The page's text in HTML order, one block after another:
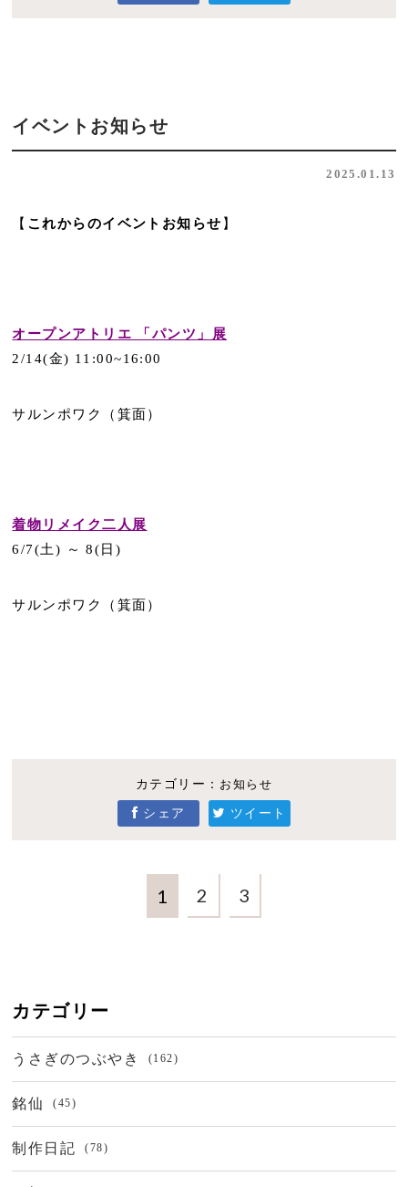
イベントお知らせ
2025.01.13
【 これからのイベントお知らせ 】
オープンアトリエ 「パンツ」展
2/14(金) 11:00~16:00
サルンポワク（箕面）
着物リメイク二人展
6/7(土) ～ 8(日)
サルンポワク（箕面）
カテゴリー： お知らせ
シェア ツイート
1 2 3
カテゴリー
うさぎのつぶやき (162)
銘仙 (45)
制作日記 (78)